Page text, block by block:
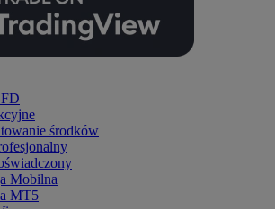
środków
Mobilna
MT5